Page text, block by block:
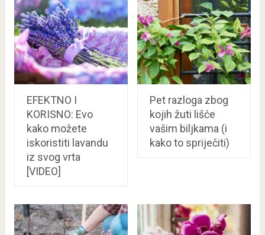
EFEKTNO I
KORISNO: Evo
kako možete
iskoristiti lavandu
iz svog vrta
[VIDEO]
Pet razloga zbog
kojih žuti lišće
vašim biljkama (i
kako to spriječiti)